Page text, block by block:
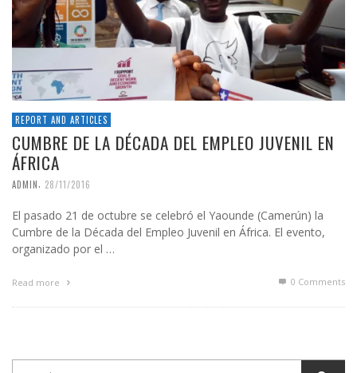
REPORT AND ARTICLES
CUMBRE DE LA DÉCADA DEL EMPLEO JUVENIL EN
ÁFRICA
ADMIN, 28/11/2016
El pasado 21 de octubre se celebró el Yaounde (Camerún) la
Cumbre de la Década del Empleo Juvenil en África. El evento,
organizado por el …
Read more 0 Comments